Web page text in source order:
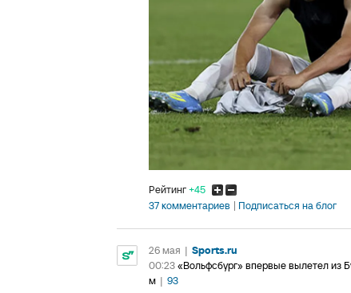
Рейтинг+45
37 комментариев
Подписаться на блог
26 мая | Sports.ru
00:23«Вольфсбург» впервые вылетел из
м | 93